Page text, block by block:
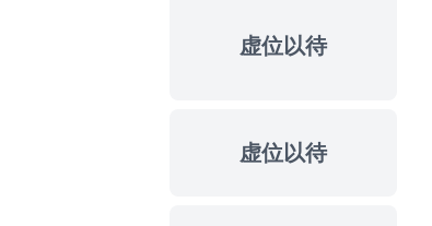
虚位以待
虚位以待